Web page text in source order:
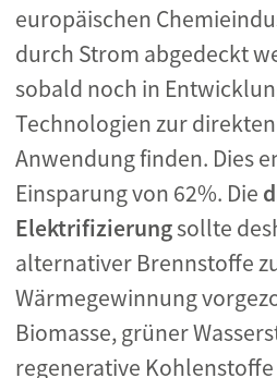
europäischen
durch Strom abgedeckt
sobald noch in
Technologien zur
Anwendung finden. Dies
Einsparung von 62%. Die
Elektrifizierungsollte
alternativer Brennstoffe
Wärmegewinnung
Biomasse, grüner
regenerative